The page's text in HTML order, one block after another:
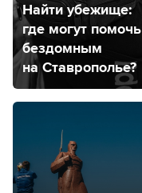
Найти убежище:
где могут помочь
бездомным
на Ставрополье?